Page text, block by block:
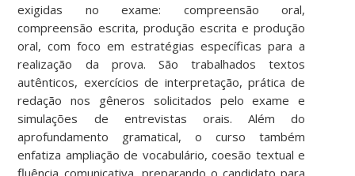
exigidas no exame: compreensão oral,
compreensão escrita, produção escrita e produção
oral, com foco em estratégias específicas para a
realização da prova. São trabalhados textos
autênticos, exercícios de interpretação, prática de
redação nos gêneros solicitados pelo exame e
simulações de entrevistas orais. Além do
aprofundamento gramatical, o curso também
enfatiza ampliação de vocabulário, coesão textual e
fluência comunicativa, preparando o candidato para